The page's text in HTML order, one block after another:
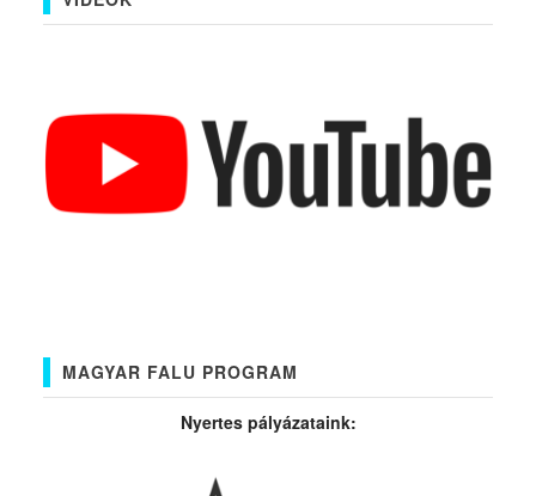
MAGYAR FALU PROGRAM
Nyertes pályázataink: